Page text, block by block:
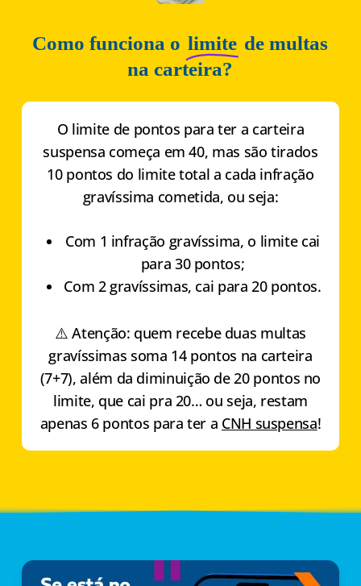
Como funciona o limite de multas
na carteira?
O limite de pontos para ter a carteira
suspensa começa em 40, mas são tirados
10 pontos do limite total a cada infração
gravíssima cometida, ou seja:
Com 1 infração gravíssima, o limite cai
para 30 pontos;
Com 2 gravíssimas, cai para 20 pontos.
⚠️ Atenção: quem recebe duas multas
gravíssimas soma 14 pontos na carteira
(7+7), além da diminuição de 20 pontos no
limite, que cai pra 20… ou seja, restam
apenas 6 pontos para ter a CNH suspensa!